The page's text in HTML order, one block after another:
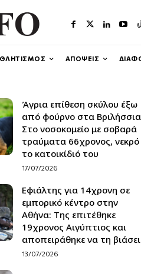
ΑΠΟΨΕΙΣ
Άγρια επίθεση σκύλου έξω
από φούρνο στα
Στο νοσοκομείο με σοβαρά
τραύματα 66χρονος, νεκρό
το κατοικίδιό του
17/07/2026
Εφιάλτης για 14χρονη σε
εμπορικό κέντρο στην
Αθήνα: Της επιτέθηκε
19χρονος Αιγύπτιος και
αποπειράθηκε να τη βιάσει
13/07/2026